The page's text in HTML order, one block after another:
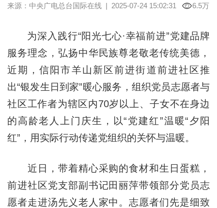
来源：中央广电总台国际在线| 2025-07-24 15:02:31 6.5万
为深入践行“阳光七心·幸福前进”党建品牌
服务理念，弘扬中华民族尊老敬老传统美德，
近期，信阳市羊山新区前进街道前进社区推
出“银发生日到家”暖心服务，组织党员志愿者与
社区工作者为辖区内70岁以上、子女不在身边
的高龄老人上门庆生，以“党建红”温暖“夕阳
红”，用实际行动传递党组织的关怀与温暖。
近日，带着精心采购的食材和生日蛋糕，
前进社区党支部副书记田丽萍带领部分党员志
愿者走进汤先义老人家中。志愿者们先是细致